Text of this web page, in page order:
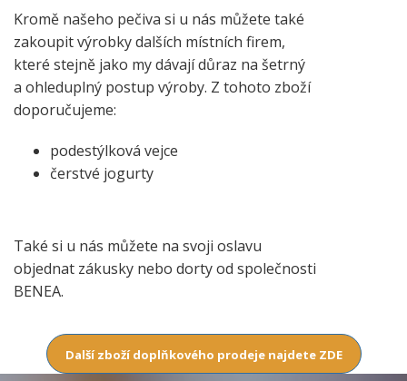
Kromě našeho pečiva si u nás můžete také
zakoupit výrobky dalších místních firem,
které stejně jako my dávají důraz na šetrný
a ohleduplný postup výroby. Z tohoto zboží
doporučujeme:
podestýlková vejce
čerstvé jogurty
Také si u nás můžete na svoji oslavu
objednat zákusky nebo dorty od společnosti
BENEA.
Další zboží doplňkového prodeje najdete ZDE